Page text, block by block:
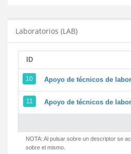
Laboratorios (LAB)
ID
10 Apoyo de técnicos de
11 Apoyo de técnicos de
NOTA: Al pulsar sobre un descriptor se
sobre el mismo.